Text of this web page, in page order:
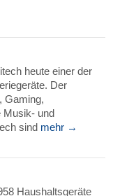
heute einer der
Der
Gaming,
Musik- und
sind mehr →
Haushaltsgeräte